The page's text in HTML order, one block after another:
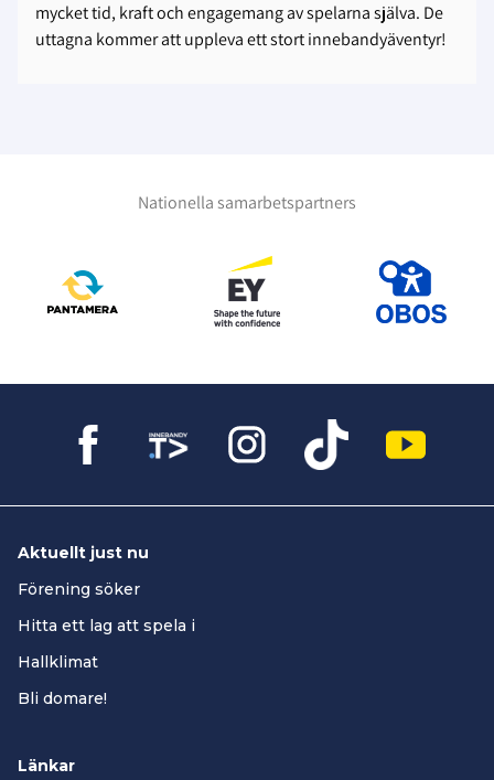
mycket tid, kraft och engagemang av spelarna själva. De
uttagna kommer att uppleva ett stort innebandyäventyr!
Nationella samarbetspartners
Aktuellt just nu
Förening söker
Hitta ett lag att spela i
Hallklimat
Bli domare!
Länkar